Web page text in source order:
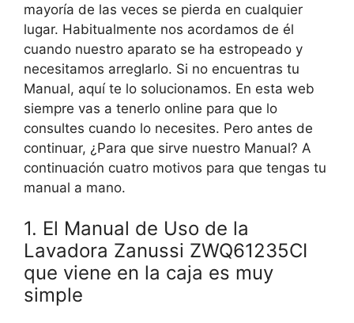
mayoría de las veces se pierda en cualquier
lugar. Habitualmente nos acordamos de él
cuando nuestro aparato se ha estropeado y
necesitamos arreglarlo. Si no encuentras tu
Manual, aquí te lo solucionamos. En esta web
siempre vas a tenerlo online para que lo
consultes cuando lo necesites. Pero antes de
continuar, ¿Para que sirve nuestro Manual? A
continuación cuatro motivos para que tengas tu
manual a mano.
1. El Manual de Uso de la
Lavadora Zanussi ZWQ61235CI
que viene en la caja es muy
simple